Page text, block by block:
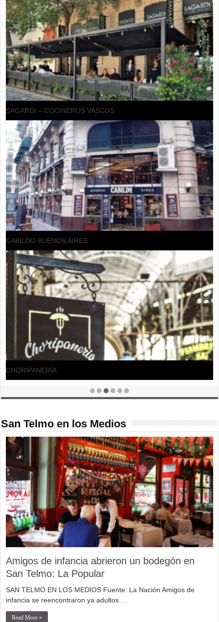
SAGARDI – COCINEROS VASCOS
CABILDO BUENOS AIRES
CHORIPANERÍA
San Telmo en los Medios
Amigos de infancia abrieron un bodegón en
San Telmo: La Popular
SAN TELMO EN LOS MEDIOS Fuente: La Nación Amigos de
infancia se reencontraron ya adultos …
Read More »